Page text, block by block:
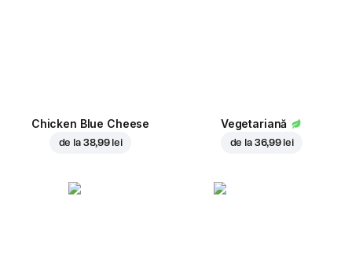
Chicken Blue Cheese
de la 38,99 lei
Vegetariană
de la 36,99 lei